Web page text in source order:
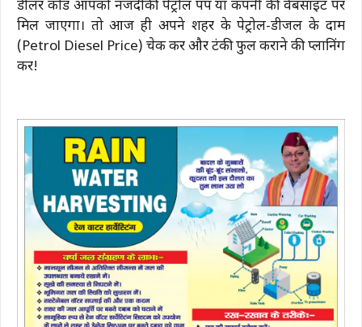
डीलर कोड आपको नजदीकी पेट्रोल पंप या कंपनी की वेबसाइट पर
मिल जाएगा। तो आज ही अपने शहर के पेट्रोल-डीजल के दाम
(Petrol Diesel Price) चेक करें और टंकी फुल कराने की प्लानिंग
करें!